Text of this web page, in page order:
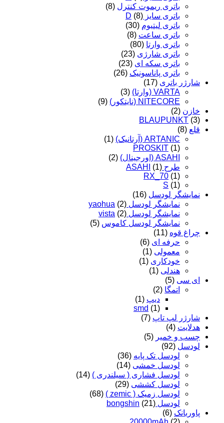
باتری ریموت کنترل (8)
باتری سایز D (8)
باتری لیتیوم (30)
باتری ساعت (8)
باتری وارتا (80)
باتری شارژی (23)
باتری سکه ای (23)
باتری پاناسونیک (26)
شارژر باتری (17)
VARTA (وارتا)
(3)
NITECORE (نایتکور)
(9)
خازن (2)
BLAUPUNKT (3)
قلع (8)
ARTANIC (آرتانیک)
(1)
PROSKIT (1)
ASAHI (اورجینال)
(2)
طرح ASAHI (1)
RX_70 (1)
S (1)
نمایشگر لودسل (16)
نمایشگر لودسل yaohua (2)
نمایشگر لودسل vista (2)
نمایشگر لودسل کاموس (5)
چراغ قوه (11)
حرفه ای (6)
معمولی (1)
خودکاری (1)
هندلی (1)
ای سی (5)
اتمگا (2)
دیپ (1)
smd (1)
شارژر لپ تاپ (7)
هدلایت (4)
چسب و خمیر (5)
لودسل (92)
لودسل تک پایه (36)
لودسل خمشی (14)
لودسل فشاری ( سیلندری ) (14)
لودسل کششی (29)
لودسل زمیک ( zemic )
(68)
لودسل bongshin (21)
پاوربانک (6)